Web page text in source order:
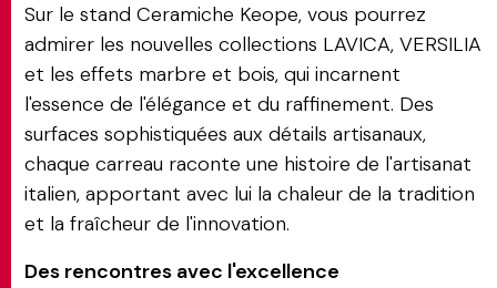
Sur le stand Ceramiche Keope, vous pourrez
admirer les nouvelles collections LAVICA, VERSILIA
et les effets marbre et bois, qui incarnent
l'essence de l'élégance et du raffinement. Des
surfaces sophistiquées aux détails artisanaux,
chaque carreau raconte une histoire de l'artisanat
italien, apportant avec lui la chaleur de la tradition
et la fraîcheur de l'innovation.
Des rencontres avec l'excellence